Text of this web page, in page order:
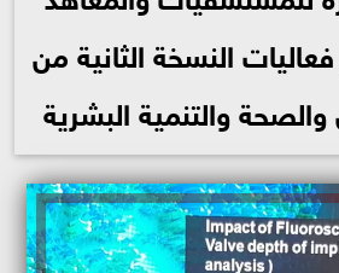
النسخة الثانية من
والتنمية البشرية